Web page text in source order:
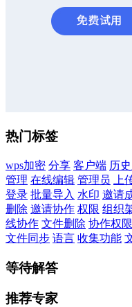
热门标签
wps加密 分享 客户端 历
管理 在线编辑 管理员 上
登录 批量导入 水印 邀请
删除 邀请协作 权限 组织
线协作 文件删除 协作权限
文件同步 语言 收集功能
等待解答
推荐专家